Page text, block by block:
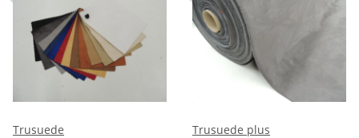
Trusuede
Trusuede plus